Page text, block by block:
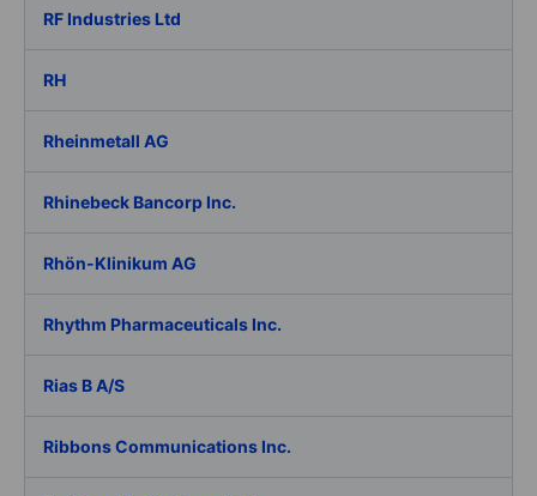
RF Industries Ltd
RH
Rheinmetall AG
Rhinebeck Bancorp Inc.
Rhön-Klinikum AG
Rhythm Pharmaceuticals Inc.
Rias B A/S
Ribbons Communications Inc.